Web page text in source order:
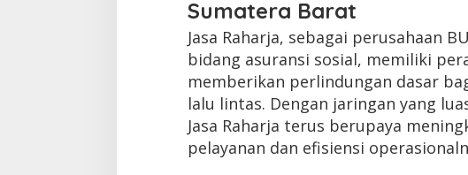
Sumatera Barat
Jasa Raharja, sebagai perusahaan
bidang asuransi sosial, memiliki
memberikan perlindungan dasar
lalu lintas. Dengan jaringan yang
Jasa Raharja terus berupaya
pelayanan dan efisiensi